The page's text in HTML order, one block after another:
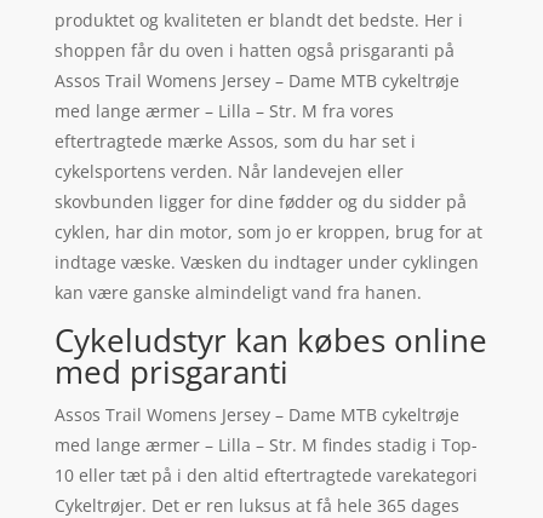
produktet og kvaliteten er blandt det bedste. Her i
shoppen får du oven i hatten også prisgaranti på
Assos Trail Womens Jersey – Dame MTB cykeltrøje
med lange ærmer – Lilla – Str. M fra vores
eftertragtede mærke Assos, som du har set i
cykelsportens verden. Når landevejen eller
skovbunden ligger for dine fødder og du sidder på
cyklen, har din motor, som jo er kroppen, brug for at
indtage væske. Væsken du indtager under cyklingen
kan være ganske almindeligt vand fra hanen.
Cykeludstyr kan købes online
med prisgaranti
Assos Trail Womens Jersey – Dame MTB cykeltrøje
med lange ærmer – Lilla – Str. M findes stadig i Top-
10 eller tæt på i den altid eftertragtede varekategori
Cykeltrøjer. Det er ren luksus at få hele 365 dages